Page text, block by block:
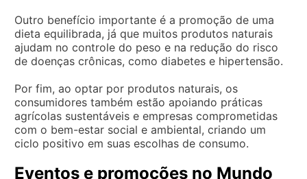
Outro benefício importante é a promoção de uma
dieta equilibrada, já que muitos produtos naturais
ajudam no controle do peso e na redução do risco
de doenças crônicas, como diabetes e hipertensão.
Por fim, ao optar por produtos naturais, os
consumidores também estão apoiando práticas
agrícolas sustentáveis e empresas comprometidas
com o bem-estar social e ambiental, criando um
ciclo positivo em suas escolhas de consumo.
Eventos e promoções no Mundo